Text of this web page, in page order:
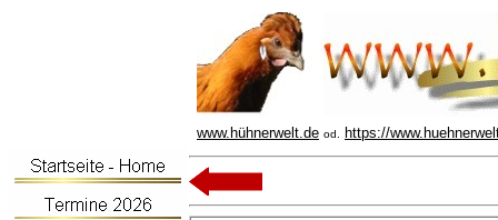
www.hühnerwelt.de od. https://